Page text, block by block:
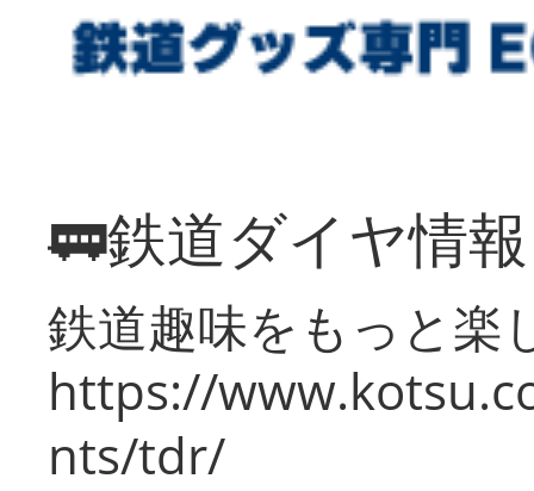
🚃鉄道ダイヤ情
鉄道趣味をもっと楽
https://
nts/tdr/